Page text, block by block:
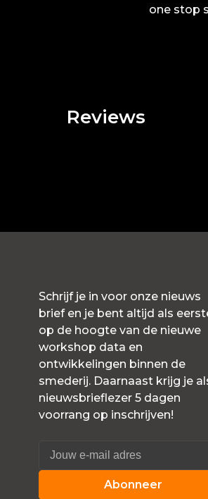
one stop
Reviews
Schrijf je in voor onze nieuws
brief en je bent altijd als
op de hoogte van de nieuwe
workshop data en
ontwikkelingen binnen de
smederij. Daarnaast krijg je
nieuwsbrieflezer 5 dagen
voorrang op inschrijven!
Abonneer